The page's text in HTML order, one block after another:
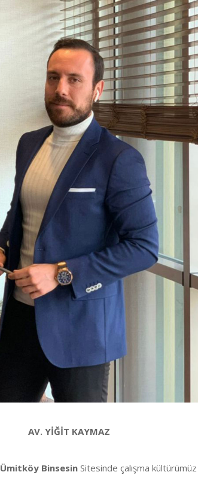
AV. YİĞİT KAYMAZ
Ümitköy Binsesin Sitesinde çalışma